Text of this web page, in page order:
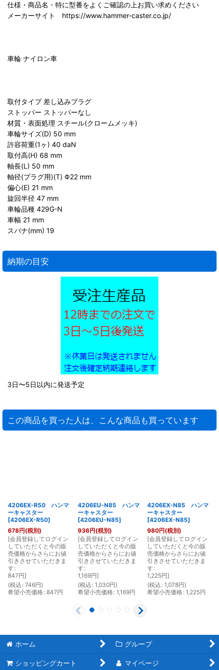
仕様・商品名・特に型番をよくご確認の上お買い求めください
メーカーサイト https://www.hammer-caster.co.jp/
車輪 ナイロン車
取付タイプ 差し込みプラグ
ストッパー ストッパーなし
材質・表面処理 スチール(クロームメッキ)
車輪サイズ(D) 50 mm
許容荷重(1ヶ) 40 daN
取付高(H) 68 mm
軸長(L) 50 mm
軸径(プラグ用)(T) Φ22 mm
偏心(E) 21 mm
旋回半径 47 mm
車輪品種 429G-N
車幅 21 mm
スパナ(mm) 19
納期の目安
3日〜5日以内に発送予定
この商品を買った人は、こんな商品も買っています
4206EX-R50 ハンマ
ーキャスター
[4206EX-R50]
678円(税別)
[会員登録してログイン
していただくと今の販
売価格からさらにお値
引きさせていただきま
す :
847円]
(税込 : 746円)
希望小売価格: 847円
4206EU-N85 ハンマ
ーキャスター
[4206EU-N85]
936円(税別)
[会員登録してログイン
していただくと今の販
売価格からさらにお値
引きさせていただきま
す :
1,169円]
(税込 : 1,030円)
希望小売価格: 1,169円
4206EX-N85 ハンマ
ーキャスター
[4206EX-N85]
980円(税別)
[会員登録してログイン
していただくと今の販
売価格からさらにお値
引きさせていただきま
す :
1,225円]
(税込 : 1,078円)
希望小売価格: 1,225円
ホーム グループ
ショッピングカート マイページ